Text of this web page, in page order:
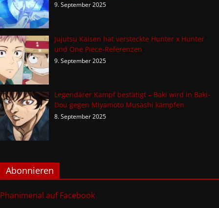
9. September 2025
Jujutsu Kaisen hat versteckte Hunter x Hunter
und One Piece-Referenzen
9. September 2025
Legendärer Kampf bestätigt – Baki wird in Baki-
Dou gegen Miyamoto Musashi kämpfen
8. September 2025
Abonnieren
Phanimenal auf Facebook